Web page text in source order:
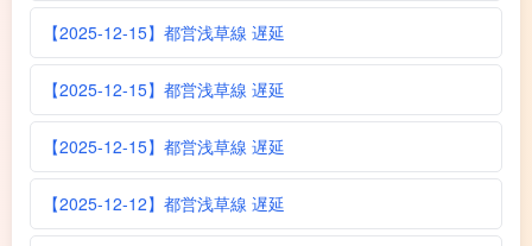
【2025-12-15】都営浅草線 遅延
【2025-12-15】都営浅草線 遅延
【2025-12-15】都営浅草線 遅延
【2025-12-12】都営浅草線 遅延